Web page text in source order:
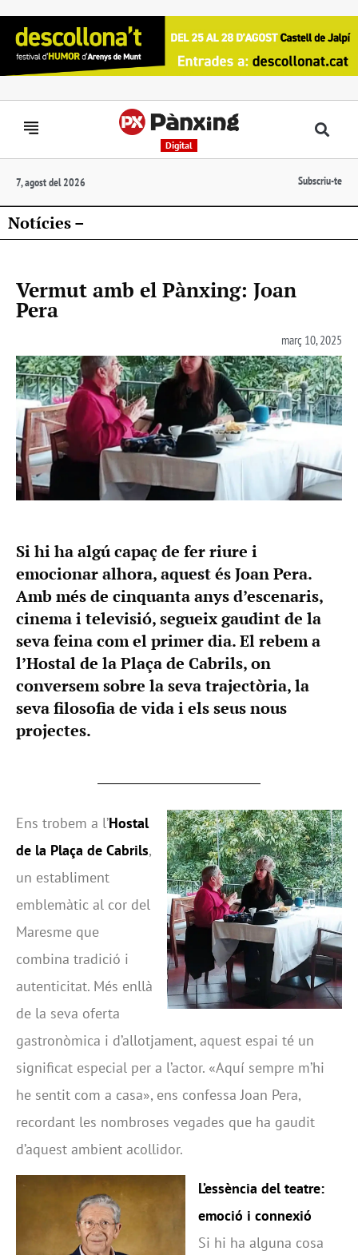
Digital
7, agost del 2026 Subscriu-te
Notícies –
Vermut amb el Pànxing: Joan
Pera
març 10, 2025
Si hi ha algú capaç de fer riure i
emocionar alhora, aquest és Joan Pera.
Amb més de cinquanta anys d’escenaris,
cinema i televisió, segueix gaudint de la
seva feina com el primer dia. El rebem a
l’Hostal de la Plaça de Cabrils, on
conversem sobre la seva trajectòria, la
seva filosofia de vida i els seus nous
projectes.
Ens trobem a l’Hostal
de la Plaça de Cabrils,
un establiment
emblemàtic al cor del
Maresme que
combina tradició i
autenticitat. Més enllà
de la seva oferta
gastronòmica i d’allotjament, aquest espai té un
significat especial per a l’actor. «Aquí sempre m’hi
he sentit com a casa», ens confessa Joan Pera,
recordant les nombroses vegades que ha gaudit
d’aquest ambient acollidor.
L’essència del teatre:
emoció i connexió
Si hi ha alguna cosa